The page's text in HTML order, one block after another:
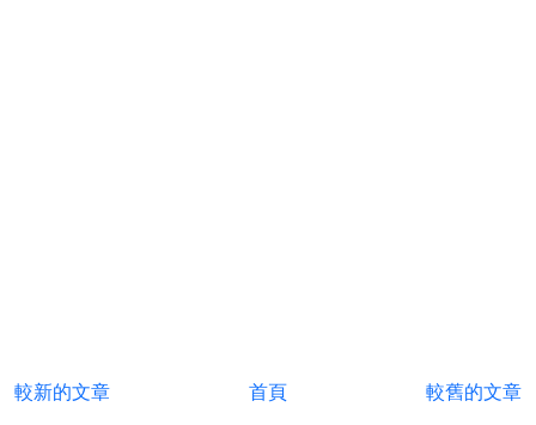
較新的文章 較舊的文章
首頁